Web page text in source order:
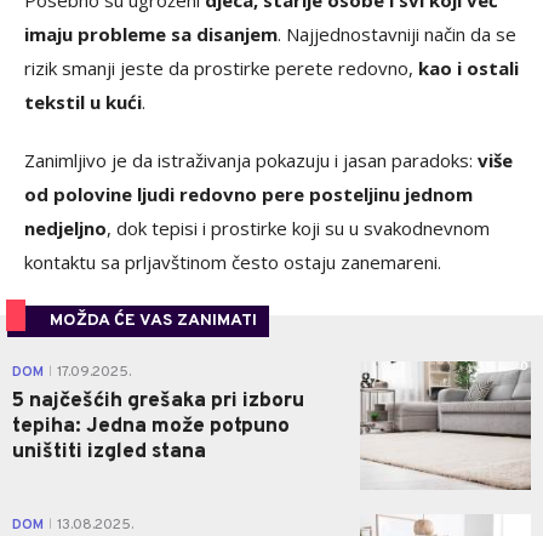
imaju probleme sa disanjem. Najjednostavniji način da se
rizik smanji jeste da prostirke perete redovno, kao i ostali
tekstil u kući.
Zanimljivo je da istraživanja pokazuju i jasan paradoks: više
od polovine ljudi redovno pere posteljinu jednom
nedjeljno, dok tepisi i prostirke koji su u svakodnevnom
kontaktu sa prljavštinom često ostaju zanemareni.
MOŽDA ĆE VAS ZANIMATI
DOM 17.09.2025.
5 najčešćih grešaka pri izboru
tepiha: Jedna može potpuno
uništiti izgled stana
0
DOM 13.08.2025.